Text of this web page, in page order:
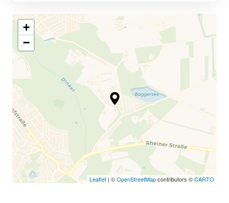
+
−
Leaflet | ©OpenStreetMapcontributors ©CARTO